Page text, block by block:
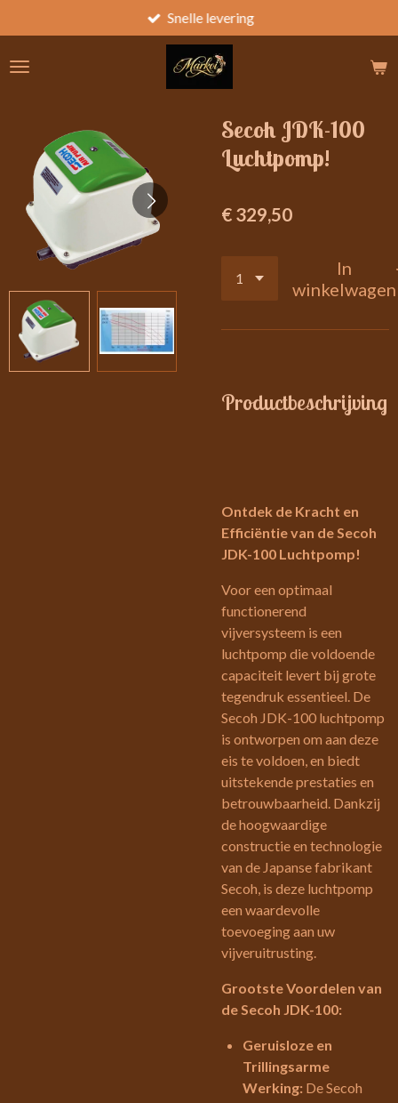
direct
naar
Snelle levering
Secoh JDK-100
Luchtpomp!
€ 329,50
In
winkelwagen
Productbeschrijving
Ontdek de Kracht en
Efficiëntie van de Secoh
JDK-100 Luchtpomp!
Voor een optimaal
functionerend
vijversysteem is een
luchtpomp die voldoende
capaciteit levert bij grote
tegendruk essentieel. De
Secoh JDK-100 luchtpomp
is ontworpen om aan deze
eis te voldoen, en biedt
uitstekende prestaties en
betrouwbaarheid. Dankzij
de hoogwaardige
constructie en technologie
van de Japanse fabrikant
Secoh, is deze luchtpomp
een waardevolle
toevoeging aan uw
vijveruitrusting.
Grootste Voordelen van
de Secoh JDK-100:
Geruisloze en
Trillingsarme
Werking: De Secoh